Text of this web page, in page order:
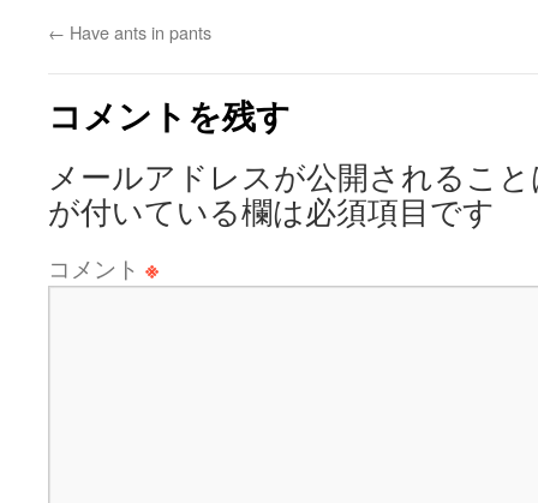
← Have ants in pants
コメントを残す
メールアドレスが公開されるこ
が付いている欄は必須項目です
コメント ※